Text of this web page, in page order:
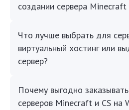
создании сервера Minecraft
Что лучше выбрать для
виртуальный хостинг или
сервер?
Почему выгодно
серверов Minecraft и CS на